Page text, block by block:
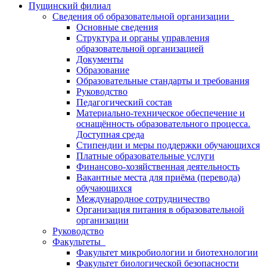
Пущинский филиал
Сведения об образовательной организации
Основные сведения
Структура и органы управления
образовательной организацией
Документы
Образование
Образовательные стандарты и требования
Руководство
Педагогический состав
Материально-техническое обеспечение и
оснащённость образовательного процесса.
Доступная среда
Стипендии и меры поддержки обучающихся
Платные образовательные услуги
Финансово-хозяйственная деятельность
Вакантные места для приёма (перевода)
обучающихся
Международное сотрудничество
Организация питания в образовательной
организации
Руководство
Факультеты
Факультет микробиологии и биотехнологии
Факультет биологической безопасности